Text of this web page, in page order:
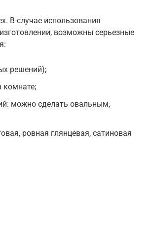
В случае использования
возможны серьезные
решений);
комнате;
можно сделать овальным,
ровная глянцевая, сатиновая